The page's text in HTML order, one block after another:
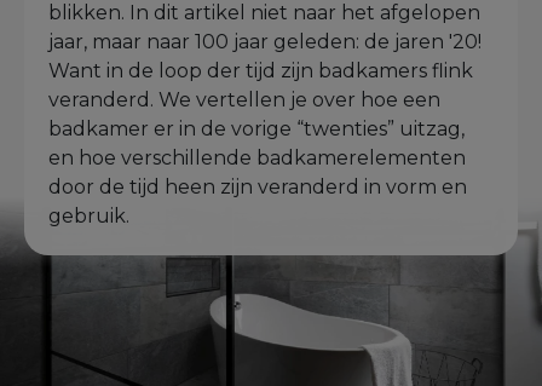
blikken. In dit artikel niet naar het afgelopen
jaar, maar naar 100 jaar geleden: de jaren '20!
Want in de loop der tijd zijn badkamers flink
veranderd. We vertellen je over hoe een
badkamer er in de vorige “twenties” uitzag,
en hoe verschillende badkamerelementen
door de tijd heen zijn veranderd in vorm en
gebruik.